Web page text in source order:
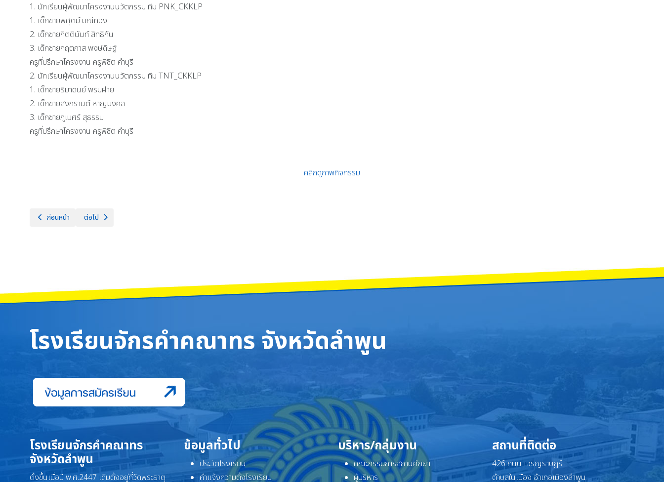
1. นักเรียนผู้พัฒนาโครงงานนวัตกรรม ทีม PNK_CKKLP
1. เด็กชายพศุตม์ มณีทอง
2. เด็กชายกิตตินันท์ สิทธิกัน
3. เด็กชายกฤตภาส พงษ์ดิษฐ์
ครูที่ปรึกษาโครงงาน ครูพิชิต คำบุรี
2. นักเรียนผู้พัฒนาโครงงานนวัตกรรม ทีม TNT_CKKLP
1. เด็กชายธีมาดนย์ พรมฝาย
2. เด็กชายสงกรานต์ หาญมงคล
3. เด็กชายภูเมศร์ สุธรรม
ครูที่ปรึกษาโครงงาน ครูพิชิต คำบุรี
คลิกดูภาพกิจกรรม
เนื้อหาก่อนหน้า: นักเรียนระดับชั้นมัธยมศึกษา 6/1 🏅 เข้าร่วมแข่งขันกีฬาแห่งชาติ รอบคัดเลือก ภาค 5 ครั้งที่ 49 “โอฆะบุรีเกมส์”
ก่อนหน้า เนื้อหาถัดไป: กลุ่มสาระการเรียนรู้สุขศึกษาและพลศึกษาได้นำนักกีฬาเข้าร่วมการแข่งขันกีฬาแห่งชาติ รอบคัดเลือกภาค 5 ครั้งที่ 49
ต่อไป
โรงเรียนจักรคำคณาทร จังหวัดลำพูน
โรงเรียนจักรคำคณาทร
จังหวัดลำพูน
ตั้งขึ้นเมื่อปี พ.ศ.2447 เดิมตั้งอยู่ที่วัดพระธาตุ
ข้อมูลทั่วไป
ประวัติโรงเรียน
คำแจ้งความตั้งโรงเรียน
บริหาร/กลุ่มงาน
คณะกรรมการสถานศึกษา
ผู้บริหาร
สถานที่ติดต่อ
426 ถนน เจริญราษฎร์
ตำบลในเมือง อำเภอเมืองลำพูน